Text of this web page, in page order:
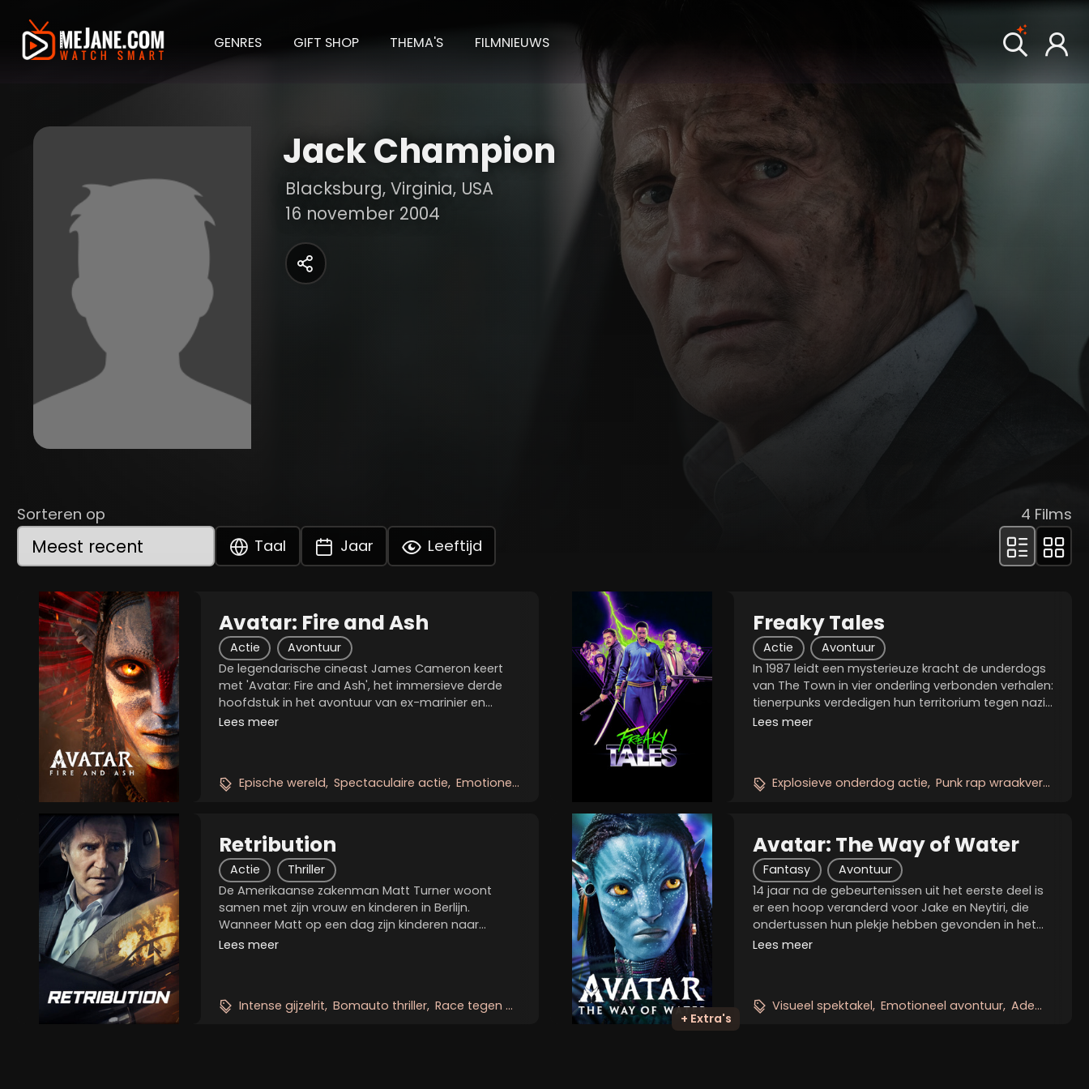
GENRES GIFT SHOP THEMA'S FILMNIEUWS
Jack Champion
Blacksburg, Virginia, USA
16 november 2004
Sorteren op
Taal
Jaar Leeftijd
4 Films
Avatar: Fire and Ash
Actie
Avontuur
De legendarische cineast James Cameron keert
met 'Avatar: Fire and Ash', het immersieve derde
hoofdstuk in het avontuur van ex-marinier en
Na'vi-leider Jake Sully, Na'vi-strijder Neytiri en hun
Lees meer
Epische wereld Spectaculaire actie Emotioneel familieverhaal
Freaky Tales
Actie
Avontuur
In 1987 leidt een mysterieuze kracht de underdogs
van The Town in vier onderling verbonden verhalen:
tienerpunks verdedigen hun territorium tegen nazi-
skinheads, een rapduo vecht voor hiphop-
Lees meer
Explosieve onderdog actie Punk rap wraakverhaal
Retribution
Actie
Thriller
De Amerikaanse zakenman Matt Turner woont
samen met zijn vrouw en kinderen in Berlijn.
Wanneer Matt op een dag zijn kinderen naar
school brengt, wordt hij gebeld door een
Lees meer
Intense gijzelrit Bomauto thriller Race tegen de klok
+ Extra's
Avatar: The Way of Water
Fantasy
Avontuur
14 jaar na de gebeurtenissen uit het eerste deel is
er een hoop veranderd voor Jake en Neytiri, die
ondertussen hun plekje hebben gevonden in het
regenwoud van Pandora dat ze thuis kunnen
Lees meer
Visueel spektakel Emotioneel avontuur Adembenemende onderwaterwereld